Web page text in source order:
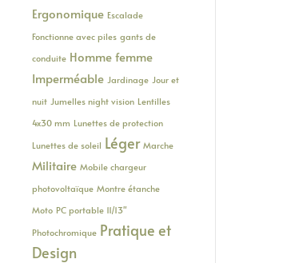
Ergonomique Escalade
Fonctionne avec piles gants de
conduite Homme femme
Imperméable Jardinage Jour et
nuit Jumelles night vision Lentilles
4x30 mm Lunettes de protection
Lunettes de soleil Léger Marche
Militaire Mobile chargeur
photovoltaïque Montre étanche
Moto PC portable 11/13"
Photochromique Pratique et
Design